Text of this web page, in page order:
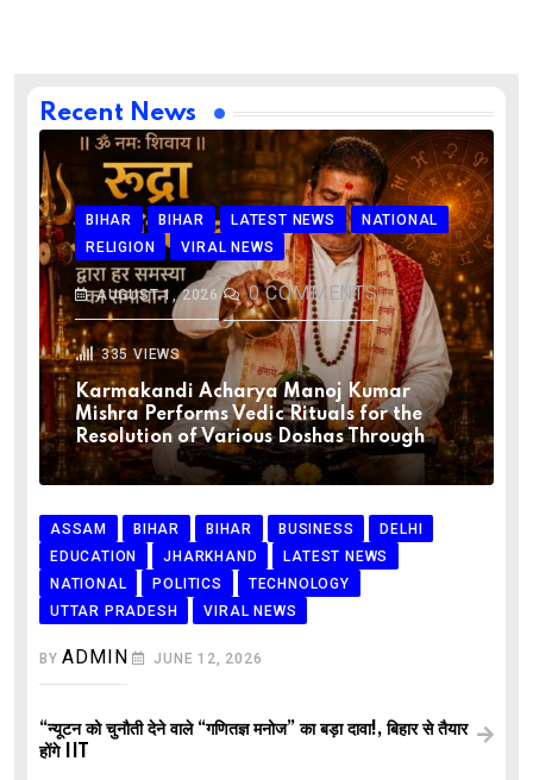
Recent News
BIHAR BIHAR LATEST NEWS
NATIONAL
RELIGION
VIRAL NEWS
AUGUST 1, 2026 0COMMENTS
335 VIEWS
Karmakandi Acharya Manoj Kumar
Mishra Performs Vedic Rituals for the
Resolution of Various Doshas Through
ASSAM BIHAR BIHAR BUSINESS
DELHI
EDUCATION
JHARKHAND
LATEST NEWS
NATIONAL
POLITICS
TECHNOLOGY
UTTAR PRADESH
VIRAL NEWS
BYADMIN JUNE 12, 2026
“न्यूटन को चुनौती देने वाले “गणितज्ञ मनोज” का बड़ा दावा!, बिहार से तैयार
होंगे IIT